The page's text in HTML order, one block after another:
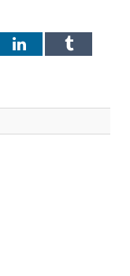
LinkedInTumblr